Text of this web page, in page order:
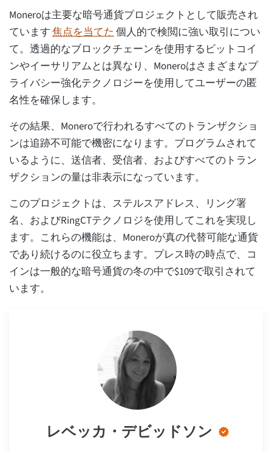
Moneroは主要な暗号通貨プロジェクトとして販売され
ています焦点を当てた個人的で検閲に強い取引につい
て。透過的なブロックチェーンを使用するビットコイ
ンやイーサリアムとは異なり、Moneroはさまざまなプ
ライバシー強化テクノロジーを使用してユーザーの匿
名性を確保します。
その結果、Moneroで行われるすべてのトランザクショ
ンは追跡不可能で機密になります。プログラムされて
いるように、送信者、受信者、およびすべてのトラン
ザクションの量は非表示になっています。
このプロジェクトは、ステルスアドレス、リング署
名、およびRingCTテクノロジを使用してこれを実現し
ます。これらの機能は、Moneroが真の代替可能な通貨
であり続けるのに役立ちます。プレス時の時点で、コ
インは一般的な暗号通貨の冬の中で$109で取引されて
います。
レベッカ・デビッドソン